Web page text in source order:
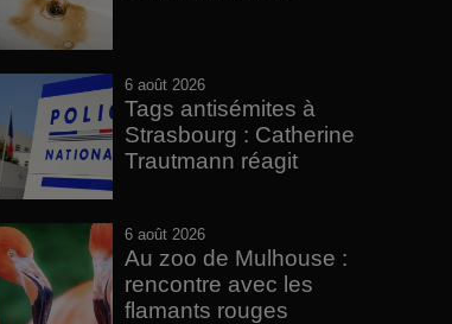
6 août 2026
Tags antisémites à
Strasbourg : Catherine
Trautmann réagit
6 août 2026
Au zoo de Mulhouse :
rencontre avec les
flamants rouges